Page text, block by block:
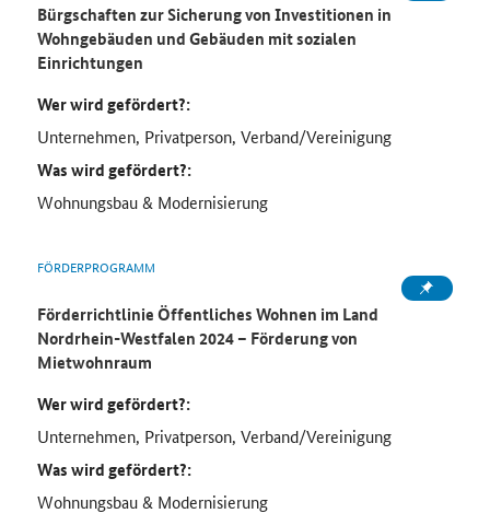
Bürgschaften zur Sicherung von Investitionen in
Wohngebäuden und Gebäuden mit sozialen
Einrichtungen
Wer wird gefördert?:
Unternehmen, Privatperson, Verband/Vereinigung
Was wird gefördert?:
Wohnungsbau & Modernisierung
FÖRDERPROGRAMM
Förderrichtlinie Öffentliches Wohnen im Land
Nordrhein-Westfalen 2024 – Förderung von
Mietwohnraum
Wer wird gefördert?:
Unternehmen, Privatperson, Verband/Vereinigung
Was wird gefördert?:
Wohnungsbau & Modernisierung